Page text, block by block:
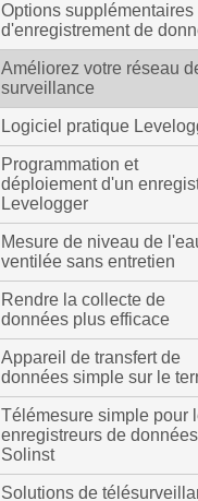
Options supplémentaires
d'enregistrement de
Améliorez votre réseau
surveillance
Logiciel pratique
Programmation et
déploiement d'un
Levelogger
Mesure de niveau de
ventilée sans entretien
Rendre la collecte de
données plus efficace
Appareil de transfert de
données simple sur le
Télémesure simple pour
enregistreurs de données
Solinst
Solutions de